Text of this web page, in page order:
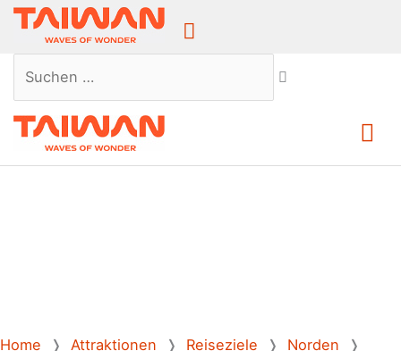
Above
Suchen …
Home ❭ Attraktionen ❭ Reiseziele ❭ Norden ❭